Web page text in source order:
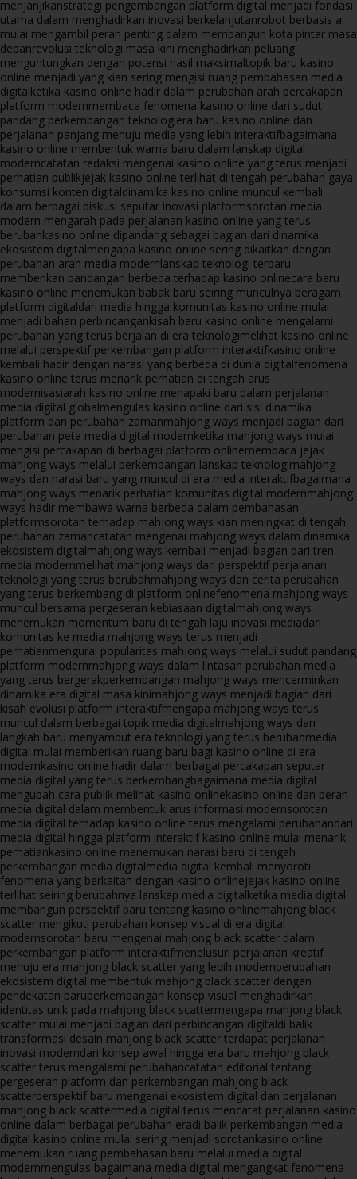
menjanjikanstrategi pengembangan platform digital menjadi fondasi
utama dalam menghadirkan inovasi berkelanjutanrobot berbasis ai
mulai mengambil peran penting dalam membangun kota pintar masa
depanrevolusi teknologi masa kini menghadirkan peluang
menguntungkan dengan potensi hasil maksimaltopik baru kasino
online menjadi yang kian sering mengisi ruang pembahasan media
digitalketika kasino online hadir dalam perubahan arah percakapan
platform modernmembaca fenomena kasino online dari sudut
pandang perkembangan teknologiera baru kasino online dan
perjalanan panjang menuju media yang lebih interaktifbagaimana
kasino online membentuk warna baru dalam lanskap digital
moderncatatan redaksi mengenai kasino online yang terus menjadi
perhatian publikjejak kasino online terlihat di tengah perubahan gaya
konsumsi konten digitaldinamika kasino online muncul kembali
dalam berbagai diskusi seputar inovasi platformsorotan media
modern mengarah pada perjalanan kasino online yang terus
berubahkasino online dipandang sebagai bagian dari dinamika
ekosistem digitalmengapa kasino online sering dikaitkan dengan
perubahan arah media modernlanskap teknologi terbaru
memberikan pandangan berbeda terhadap kasino onlinecara baru
kasino online menemukan babak baru seiring munculnya beragam
platform digitaldari media hingga komunitas kasino online mulai
menjadi bahan perbincangankisah baru kasino online mengalami
perubahan yang terus berjalan di era teknologimelihat kasino online
melalui perspektif perkembangan platform interaktifkasino online
kembali hadir dengan narasi yang berbeda di dunia digitalfenomena
kasino online terus menarik perhatian di tengah arus
modernisasiarah kasino online menapaki baru dalam perjalanan
media digital globalmengulas kasino online dari sisi dinamika
platform dan perubahan zamanmahjong ways menjadi bagian dari
perubahan peta media digital modernketika mahjong ways mulai
mengisi percakapan di berbagai platform onlinemembaca jejak
mahjong ways melalui perkembangan lanskap teknologimahjong
ways dan narasi baru yang muncul di era media interaktifbagaimana
mahjong ways menarik perhatian komunitas digital modernmahjong
ways hadir membawa warna berbeda dalam pembahasan
platformsorotan terhadap mahjong ways kian meningkat di tengah
perubahan zamancatatan mengenai mahjong ways dalam dinamika
ekosistem digitalmahjong ways kembali menjadi bagian dari tren
media modernmelihat mahjong ways dari perspektif perjalanan
teknologi yang terus berubahmahjong ways dan cerita perubahan
yang terus berkembang di platform onlinefenomena mahjong ways
muncul bersama pergeseran kebiasaan digitalmahjong ways
menemukan momentum baru di tengah laju inovasi mediadari
komunitas ke media mahjong ways terus menjadi
perhatianmengurai popularitas mahjong ways melalui sudut pandang
platform modernmahjong ways dalam lintasan perubahan media
yang terus bergerakperkembangan mahjong ways mencerminkan
dinamika era digital masa kinimahjong ways menjadi bagian dari
kisah evolusi platform interaktifmengapa mahjong ways terus
muncul dalam berbagai topik media digitalmahjong ways dan
langkah baru menyambut era teknologi yang terus berubahmedia
digital mulai memberikan ruang baru bagi kasino online di era
modernkasino online hadir dalam berbagai percakapan seputar
media digital yang terus berkembangbagaimana media digital
mengubah cara publik melihat kasino onlinekasino online dan peran
media digital dalam membentuk arus informasi modernsorotan
media digital terhadap kasino online terus mengalami perubahandari
media digital hingga platform interaktif kasino online mulai menarik
perhatiankasino online menemukan narasi baru di tengah
perkembangan media digitalmedia digital kembali menyoroti
fenomena yang berkaitan dengan kasino onlinejejak kasino online
terlihat seiring berubahnya lanskap media digitalketika media digital
membangun perspektif baru tentang kasino onlinemahjong black
scatter mengikuti perubahan konsep visual di era digital
modernsorotan baru mengenai mahjong black scatter dalam
perkembangan platform interaktifmenelusuri perjalanan kreatif
menuju era mahjong black scatter yang lebih modernperubahan
ekosistem digital membentuk mahjong black scatter dengan
pendekatan baruperkembangan konsep visual menghadirkan
identitas unik pada mahjong black scattermengapa mahjong black
scatter mulai menjadi bagian dari perbincangan digitaldi balik
transformasi desain mahjong black scatter terdapat perjalanan
inovasi moderndari konsep awal hingga era baru mahjong black
scatter terus mengalami perubahancatatan editorial tentang
pergeseran platform dan perkembangan mahjong black
scatterperspektif baru mengenai ekosistem digital dan perjalanan
mahjong black scattermedia digital terus mencatat perjalanan kasino
online dalam berbagai perubahan eradi balik perkembangan media
digital kasino online mulai sering menjadi sorotankasino online
menemukan ruang pembahasan baru melalui media digital
modernmengulas bagaimana media digital mengangkat fenomena